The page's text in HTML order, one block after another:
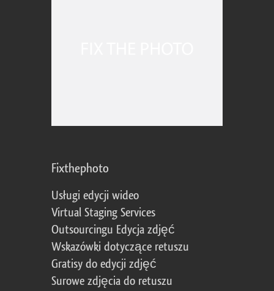
Fixthephoto
Usługi edycji wideo
Virtual Staging Services
Outsourcingu Edycja zdjęć
Wskazówki dotyczące retuszu
Gratisy do edycji zdjęć
Surowe zdjęcia do retuszu